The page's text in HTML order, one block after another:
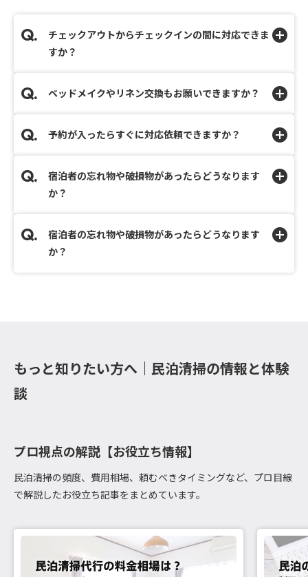
チェックアウトからチェックインの間に対応できま
すか？
ベッドメイクやリネン交換もお願いできますか？
予約が入ったらすぐに対応依頼できますか？
宿泊者の忘れ物や破損物があったらどうなります
か？
宿泊者の忘れ物や破損物があったらどうなります
か？
もっと知りたい方へ｜民泊清掃の情報と体験
談
プロ視点の解説【お役立ち情報】
民泊清掃の頻度、費用相場、頼むべきタイミングなど、プロ目線
で解説したお役立ち記事をまとめています。